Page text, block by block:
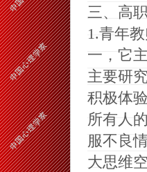
三、高
1.青年
一，它
主要研
积极体
所有人
服不良
大思维